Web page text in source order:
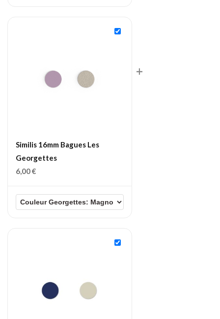
Similis 16mm Bagues Les
Georgettes
6,00€
+